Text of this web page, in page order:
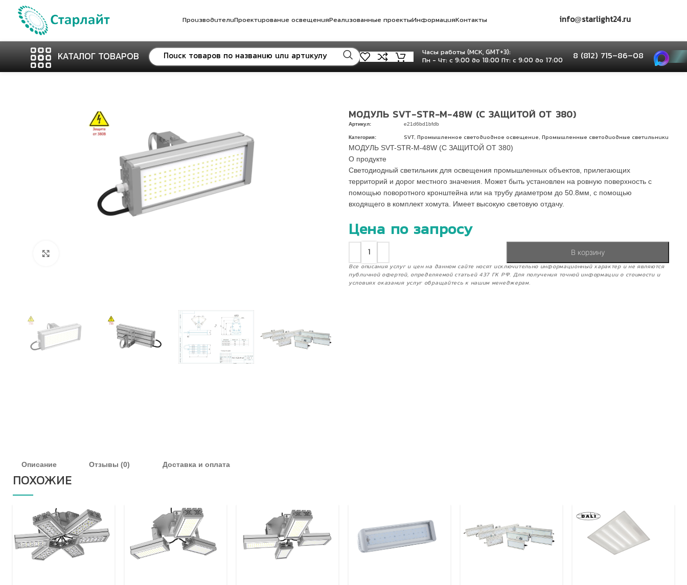
ПроизводителиПроектирование освещенияРеализованные проектыИнформацияКонтакты info@starlight24.ru
КАТАЛОГ ТОВАРОВ
Часы работы (МСК, GMT+3):
Пн - Чт: с 9:00 до 18:00 Пт: с 9:00 до 17:00
8 (812) 715–86–08
МОДУЛЬ SVT-STR-M-48W (С ЗАЩИТОЙ ОТ 380)
Артикул: e21d6bd1bfdb
Категория: SVT, Промышленное светодиодное освещение Промышленные светодиодные светильники
МОДУЛЬ SVT-STR-M-48W (С ЗАЩИТОЙ ОТ 380)
О продукте
Светодиодный светильник для освещения промышленных объектов, прилегающих
территорий и дорог местного значения. Может быть установлен на ровную поверхность с
помощью поворотного кронштейна или на трубу диаметром до 50.8мм, с помощью
входящего в комплект хомута. Имеет высокую световую отдачу.
Цена по запросу
В корзину
Все описания услуг и цен на данном сайте носят исключительно информационный характер и не являются
публичной офертой, определяемой статьей 437 ГК РФ. Для получения точной информации о стоимости и
условиях оказания услуг обращайтесь к нашим менеджерам.
Описание Отзывы (0) Доставка и оплата
ПОХОЖИЕ